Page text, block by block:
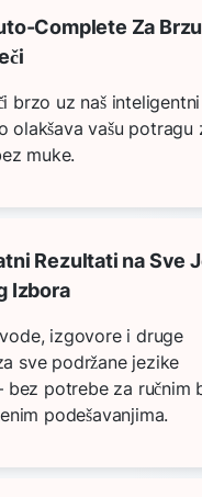
Complete Za Brzu
brzo uz naš
olakšava vašu potragu
muke.
Rezultati na Sve
Izbora
izgovore i druge
sve podržane jezike
potrebe za ručnim
podešavanjima.